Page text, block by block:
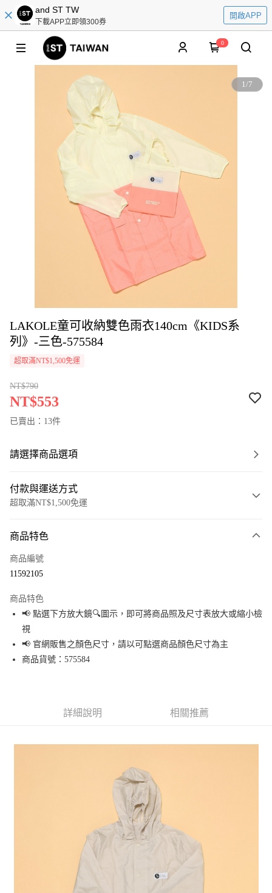
and ST TW
下載APP立即領300券
開啟APP
0
1/7
LAKOLE童可收納雙色雨衣140cm《KIDS系
列》-三色-575584
超取滿NT$1,500免運
NT$790
NT$553
已賣出：13件
請選擇商品選項
付款與運送方式
超取滿NT$1,500免運
信用卡一次付款
Apple Pay
街口支付
悠遊付
2.付款方式選擇「大哥付你分期」，訂單成立後會自動跳轉到大哥付的交易
流程，驗證手機門號後，選擇欲分期的期數、繳款截止日，確認付款後即完
3.實際核准額度、可分期數及費用金額請依後續交易確認頁面所載為準。
4.訂單成立30分鐘內，如未前往確認交易或遇審核未通過，訂單將自動取
消。如遇「轉專審核」未通過狀況，表示未達大哥付你分期系統評分，恕無
1.分期款項不併入電信帳單，「大哥付你分期」於每月結算日後寄送繳費提
2.透過簡訊連結打開帳單後，可選擇「超商條碼／台灣大直營門市／銀行轉
AFTEE先享後付是「在收到商品之後才付款」的支付方式。 讓您購物簡單便
１．簡單：不需註冊會員、不需綁卡、不需儲值。
２．便利：只要手機號碼，簡訊認證，即可結帳。
３．安心：先確認商品／服務後，再付款。
【「AFTEE先享後付」結帳流程】
１．於結帳方式選擇「AFTEE先享後付」後，將跳轉至「AFTEE先享後付」
結帳頁面，進行簡訊認證並確認金額後，即可完成結帳。
每筆NT$80，滿NT$1,500(含以上)免運費
每筆NT$80，滿NT$1,500(含以上)免運費
商品特色
商品編號
11592105
商品特色
📢 點選下方放大鏡🔍圖示，即可將商品照及尺寸表放大或縮小檢
視
📢 官網販售之顏色尺寸，請以可點選商品顏色尺寸為主
商品貨號：575584
詳細說明 相關推薦